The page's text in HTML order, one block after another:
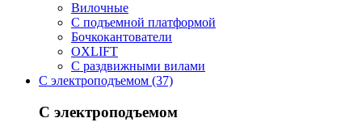
Вилочные
С подъемной платформой
Бочкокантователи
OXLIFT
С раздвижными вилами
С электроподъемом (37)
С электроподъемом